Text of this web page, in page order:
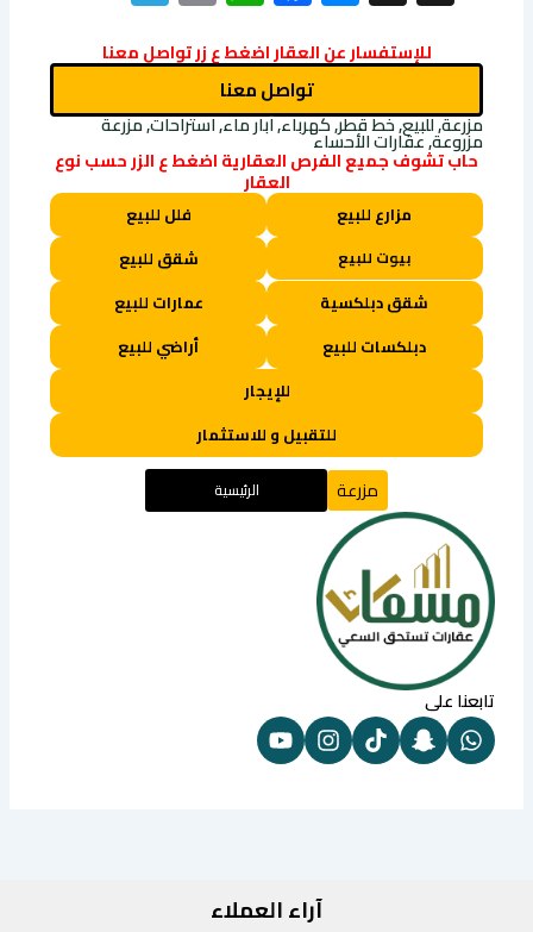
Link
للإستفسار عن العقار اضغط ع زر تواصل معنا
تواصل معنا
مزرعة, للبيع, خط قطر, كهرباء, آبار ماء, استراحات, مزرعة
مزروعة, عقارات الأحساء
حاب تشوف جميع الفرص العقارية اضغط ع الزر حسب نوع
العقار
مزارع للبيع فلل للبيع
بيوت للبيع
شقق للبيع
شقق دبلكسية
عمارات للبيع
دبلكسات للبيع
أراضي للبيع
للإيجار
للتقبيل و للاستثمار
مزرعة الرئيسية
تابعنا على
آراء العملاء